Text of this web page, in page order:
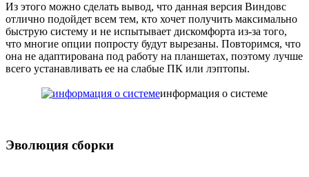
Из этого можно сделать вывод, что данная версия Виндовс
отлично подойдет всем тем, кто хочет получить максимально
быструю систему и не испытывает дискомфорта из-за того,
что многие опции попросту будут вырезаны. Повторимся, что
она не адаптирована под работу на планшетах, поэтому лучше
всего устанавливать ее на слабые ПК или лэптопы.
информация о системе
Эволюция сборки